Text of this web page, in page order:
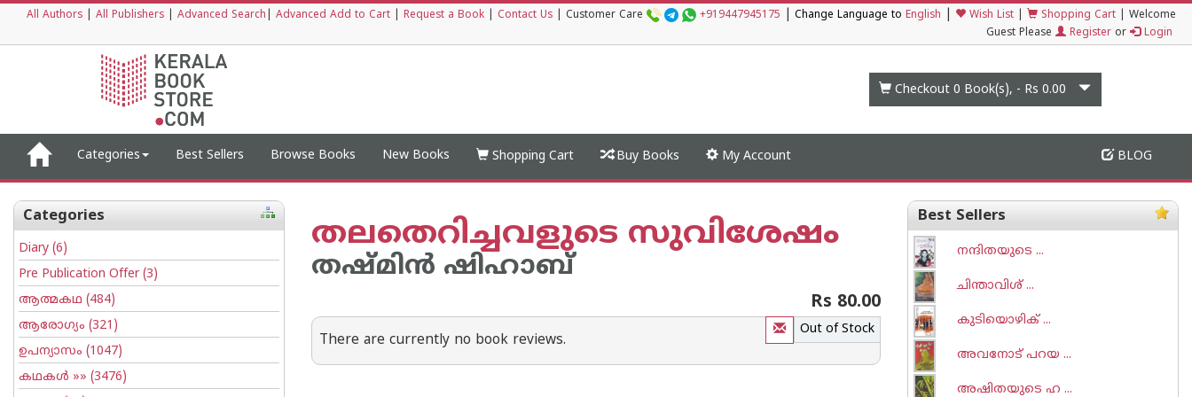
All Authors All Publishers Advanced Search Advanced Add to Cart Request a Book Contact Us Customer Care +919447945175 Change Language to English Wish List Shopping Cart
Welcome
Guest Please
Register or Login
Checkout 0 Book(s), - Rs 0.00
Categories Best Sellers Browse Books New Books Shopping Cart Buy Books My Account BLOG
Categories
Diary (6)
Pre Publication Offer(3)
ആത്മകഥ (484)
ആരോഗ്യം (321)
ഉപന്യാസം (1047)
കഥകള്‍ »» (3476)
തലതെറിച്ചവളുടെ സുവിശേഷം
തഷ്മിന്‍ ഷിഹാബ്
Rs 80.00
Out of Stock
There are currently no book reviews.
Best Sellers
നന്ദിതയുടെ ...
ചിന്താവിശ് ...
കുടിയൊഴിക് ...
അവനോട് പറയ ...
അഷിതയുടെ ഹ ...